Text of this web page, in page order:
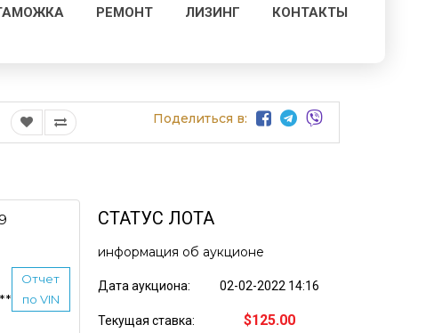
РЕМОНТ ЛИЗИНГ КОНТАКТЫ
Поделиться в:
Отчет
по VIN
СТАТУС ЛОТА
информация об аукционе
Дата аукциона: 02-02-2022 14:16
Текущая ставка: $125.00